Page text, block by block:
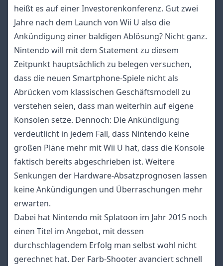
heißt es auf einer Investorenkonferenz. Gut zwei
Jahre nach dem Launch von Wii U also die
Ankündigung einer baldigen Ablösung? Nicht ganz.
Nintendo will mit dem Statement zu diesem
Zeitpunkt hauptsächlich zu belegen versuchen,
dass die neuen Smartphone-Spiele nicht als
Abrücken vom klassischen Geschäftsmodell zu
verstehen seien, dass man weiterhin auf eigene
Konsolen setze. Dennoch: Die Ankündigung
verdeutlicht in jedem Fall, dass Nintendo keine
großen Pläne mehr mit Wii U hat, dass die Konsole
faktisch bereits abgeschrieben ist. Weitere
Senkungen der Hardware-Absatzprognosen lassen
keine Ankündigungen und Überraschungen mehr
erwarten.
Dabei hat Nintendo mit Splatoon im Jahr 2015 noch
einen Titel im Angebot, mit dessen
durchschlagendem Erfolg man selbst wohl nicht
gerechnet hat. Der Farb-Shooter avanciert schnell